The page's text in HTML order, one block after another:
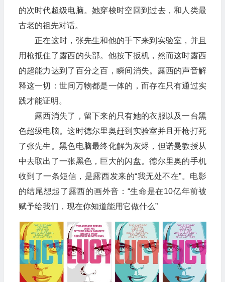
的次时代超级电脑。她穿梭时空回到过去，和人类最
古老的祖先对话。
正在这时，张先生和他的手下来到实验室，并且
用枪抵住了露西的头部。他按下扳机，然而这时露西
的超能力达到了百分之百，瞬间消失。露西的声音解
释这一切：世间万物都是一体的，而存在只有通过实
践才能证明。
露西消失了，留下来的只有她的衣服以及一台黑
色超级电脑。这时德尔里奥赶到实验室并且开枪打死
了张先生。黑色电脑最终化解为灰烬，但诺曼教授从
中去取出了一张黑色，巨大的闪盘。德尔里奥的手机
收到了一条短信，是露西发来的“我无处不在”。电影
的结尾想起了露西的画外音：“生命是在10亿年前被
赋予给我们，现在你知道能用它做什么”